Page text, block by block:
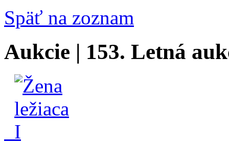
Späť na zoznam
Aukcie | 153. Letná